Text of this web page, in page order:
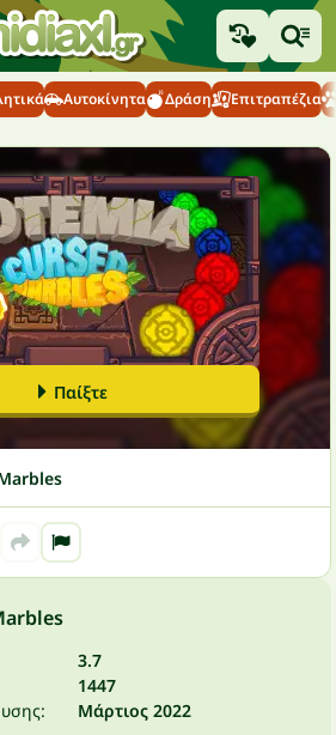
Αυτοκίνητα Δράση Επιτραπέζια
Παίξτε
3.7
1447
Μάρτιος 2022